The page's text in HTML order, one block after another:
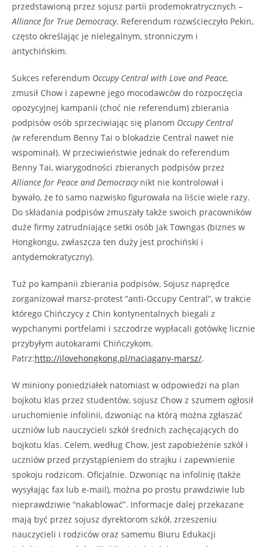
przedstawioną przez sojusz partii prodemokratrycznych –
Alliance for True Democracy. Referendum rozwścieczyło Pekin,
często określając je nielegalnym, stronniczym i
antychińskim.
Sukces referendum Occupy Central with Love and Peace,
zmusił Chow i zapewne jego mocodawców do rozpoczęcia
opozycyjnej kampanii (choć nie referendum) zbierania
podpisów osób sprzeciwiając się planom Occupy Central
(w referendum Benny Tai o blokadzie Central nawet nie
wspominał). W przeciwieństwie jednak do referendum
Benny Tai, wiarygodności zbieranych podpisów przez
Alliance for Peace and Democracynikt nie kontrolował i
bywało, że to samo nazwisko figurowała na liście wiele razy.
Do składania podpisów zmuszały także swoich pracowników
duże firmy zatrudniające setki osób jak Towngas (biznes w
Hongkongu, zwłaszcza ten duży jest prochiński i
antydemokratyczny).
Tuż po kampanii zbierania podpisów, Sojusz naprędce
zorganizował marsz-protest “anti-Occupy Central”, w trakcie
którego Chińczycy z Chin kontynentalnych biegali z
wypchanymi portfelami i szczodrze wypłacali gotówkę licznie
przybyłym autokarami Chińczykom.
Patrz:http://ilovehongkong.pl/naciagany-marsz/.
W miniony poniedziałek natomiast w odpowiedzi na plan
bojkotu klas przez studentów, sojusz Chow z szumem ogłosił
uruchomienie infolinii, dzwoniąc na którą można zgłaszać
uczniów lub nauczycieli szkół średnich zachęcających do
bojkotu klas. Celem, według Chow, jest zapobieżenie szkół i
uczniów przed przystąpieniem do strajku i zapewnienie
spokoju rodzicom. Oficjalnie. Dzwoniąc na infolinię (także
wysyłając fax lub e-mail), można po prostu prawdziwie lub
nieprawdziwie “nakablować”. Informacje dalej przekazane
mają być przez sojusz dyrektorom szkół, zrzeszeniu
nauczycieli i rodziców oraz samemu Biuru Edukacji